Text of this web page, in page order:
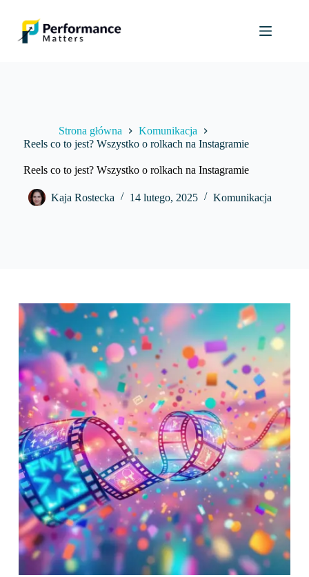
Strona główna
Komunikacja
Reels co to jest? Wszystko o rolkach na Instagramie
Reels co to jest? Wszystko o rolkach na Instagramie
Kaja Rostecka 14 lutego, 2025 Komunikacja